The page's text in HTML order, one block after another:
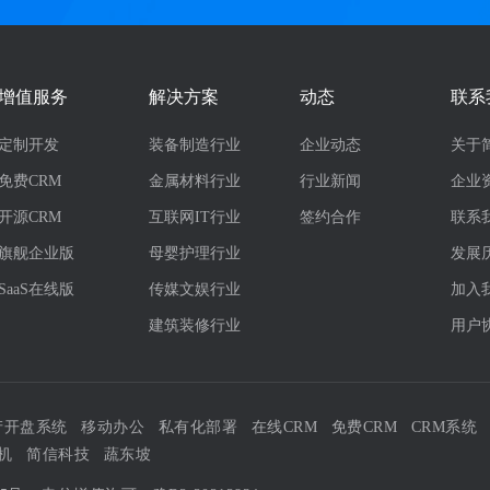
值服务
制开发
费CRM
源CRM
舰企业版
在线版
解决方案
装备制造行业
金属材料行业
互联网IT行业
母婴护理行业
传媒文娱行业
建筑装修行业
动态
企业动态
行业新闻
签约合作
联系
关于
企业
联系
发展
加入
用户
开盘系统 移动办公 私有化部署 在线CRM 免费CRM
CRM系统
简信科技 蔬东坡